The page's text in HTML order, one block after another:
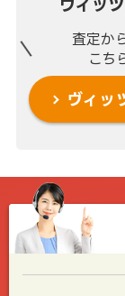
ヴィッ
査定か
こち
ヴィッ